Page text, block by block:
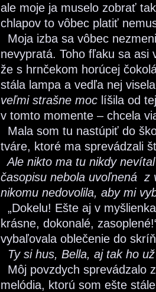
ale moje ja muselo zobrať
chlapov to vôbec platiť
Moja izba sa vôbec
nevypratá. Toho fľaku sa asi
že s hrnčekom horúcej
stála lampa a vedľa nej
veľmi strašne moc líšila od
v tomto momente – chcela
Mala som tu nastúpiť do
tváre, ktoré ma sprevádzali
Ale nikto ma tu nikdy
časopisu nebola uvoľnená z
nikomu nedovolila, aby mi
„Dokelu! Ešte aj v
krásne, dokonalé,
vybaľovala oblečenie do
Ty si hus, Bella, aj tak ho
Môj povzdych sprevádzalo
melódia, ktorú som ešte